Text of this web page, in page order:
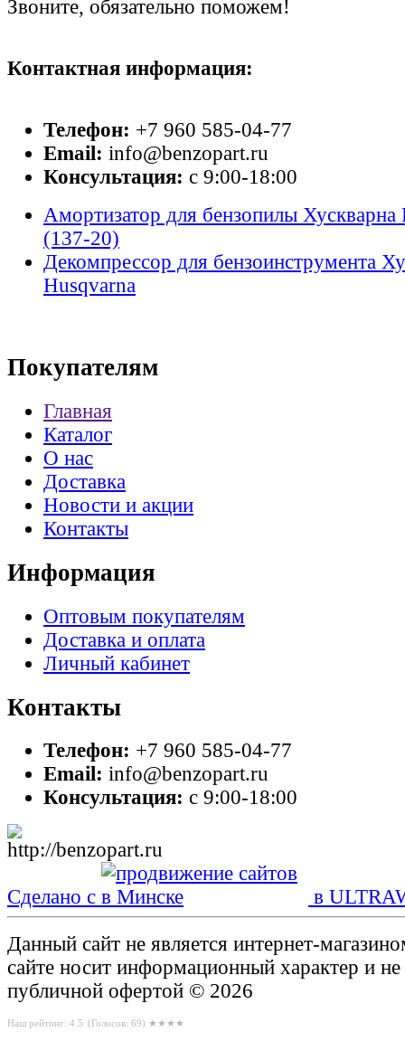
Звоните, обязательно поможем!
Контактная информация:
Телефон: +7 960 585-04-77
Email: info@benzopart.ru
Консультация: с 9:00-18:00
Амортизатор для бензопилы
(137-20)
Декомпрессор для бензоинструмента
Husqvarna
Покупателям
Главная
Каталог
О нас
Доставка
Новости и акции
Контакты
Информация
Оптовым покупателям
Доставка и оплата
Личный кабинет
Контакты
Телефон: +7 960 585-04-77
Email: info@benzopart.ru
Консультация: с 9:00-18:00
Сделано с в
Данный сайт не является интернет-
сайте носит информационный характер и не
публичной офертой © 2026
Наш рейтинг: 4.5 (Голосов: 69) ★★★★